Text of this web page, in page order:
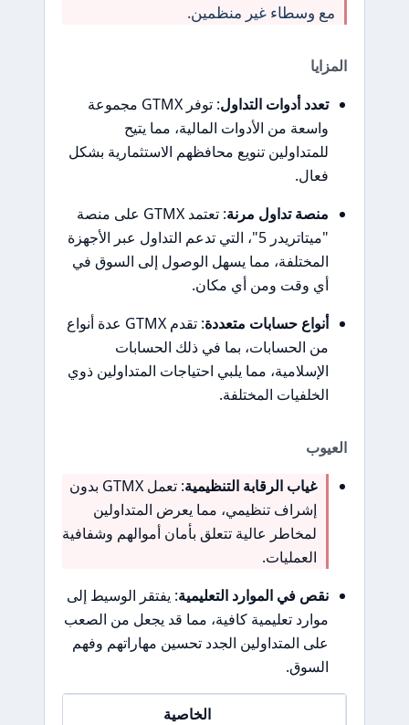
مع وسطاء غير منظمين.
المزايا
تعدد أدوات التداول
: توفر GTMX مجموعة
واسعة من الأدوات المالية، مما يتيح
للمتداولين تنويع محافظهم الاستثمارية بشكل
فعال.
منصة تداول مرنة
: تعتمد GTMX على منصة
"ميتاتريدر 5"، التي تدعم التداول عبر الأجهزة
المختلفة، مما يسهل الوصول إلى السوق في
أي وقت ومن أي مكان.
أنواع حسابات متعددة
: تقدم GTMX عدة أنواع
من الحسابات، بما في ذلك الحسابات
الإسلامية، مما يلبي احتياجات المتداولين ذوي
الخلفيات المختلفة.
العيوب
غياب الرقابة التنظيمية
: تعمل GTMX بدون
إشراف تنظيمي، مما يعرض المتداولين
لمخاطر عالية تتعلق بأمان أموالهم وشفافية
العمليات.
نقص في الموارد التعليمية: يفتقر الوسيط إلى
موارد تعليمية كافية، مما قد يجعل من الصعب
على المتداولين الجدد تحسين مهاراتهم وفهم
السوق.
الخاصية